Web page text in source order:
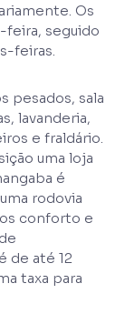
Os
feira, seguido
feiras.
pesados, sala
lavanderia,
e fraldário.
uma loja
é
rodovia
conforto e
de até 12
taxa para